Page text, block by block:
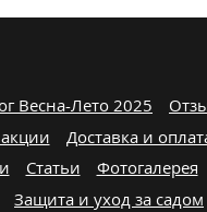
Весна-Лето 2025
Доставка и
Статьи Фотогалерея
Защита и уход за садом